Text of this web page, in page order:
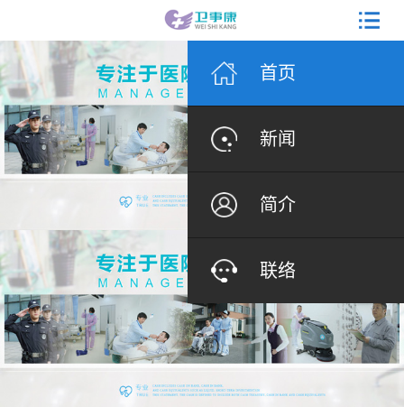
首页
新闻
简介
联络